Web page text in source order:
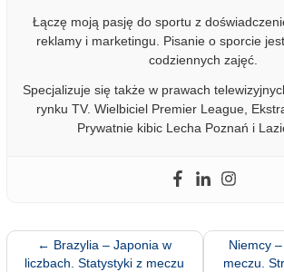
Łączę moją pasję do sportu z
reklamy i marketingu. Pisanie o sporcie
codziennych zajęć.
Specjalizuje się także w prawach
rynku TV. Wielbiciel Premier League,
Prywatnie kibic Lecha Poznań i
← Brazylia – Japonia w
liczbach. Statystyki z meczu
Niemcy
meczu.